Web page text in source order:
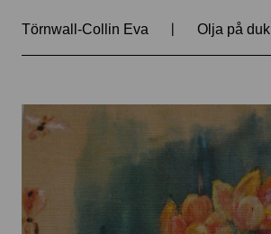
Törnwall-Collin Eva | Olja på duk